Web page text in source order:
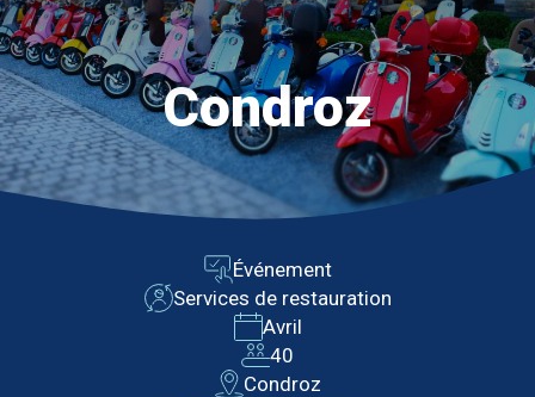
Condroz
Événement
Services de restauration
Avril
40
Condroz